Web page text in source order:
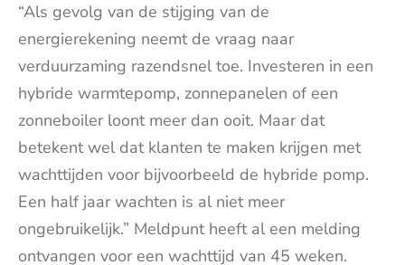
“Als gevolg van de stijging van de
energierekening neemt de vraag naar
verduurzaming razendsnel toe. Investeren in een
hybride warmtepomp, zonnepanelen of een
zonneboiler loont meer dan ooit. Maar dat
betekent wel dat klanten te maken krijgen met
wachttijden voor bijvoorbeeld de hybride pomp.
Een half jaar wachten is al niet meer
ongebruikelijk.” Meldpunt heeft al een melding
ontvangen voor een wachttijd van 45 weken.